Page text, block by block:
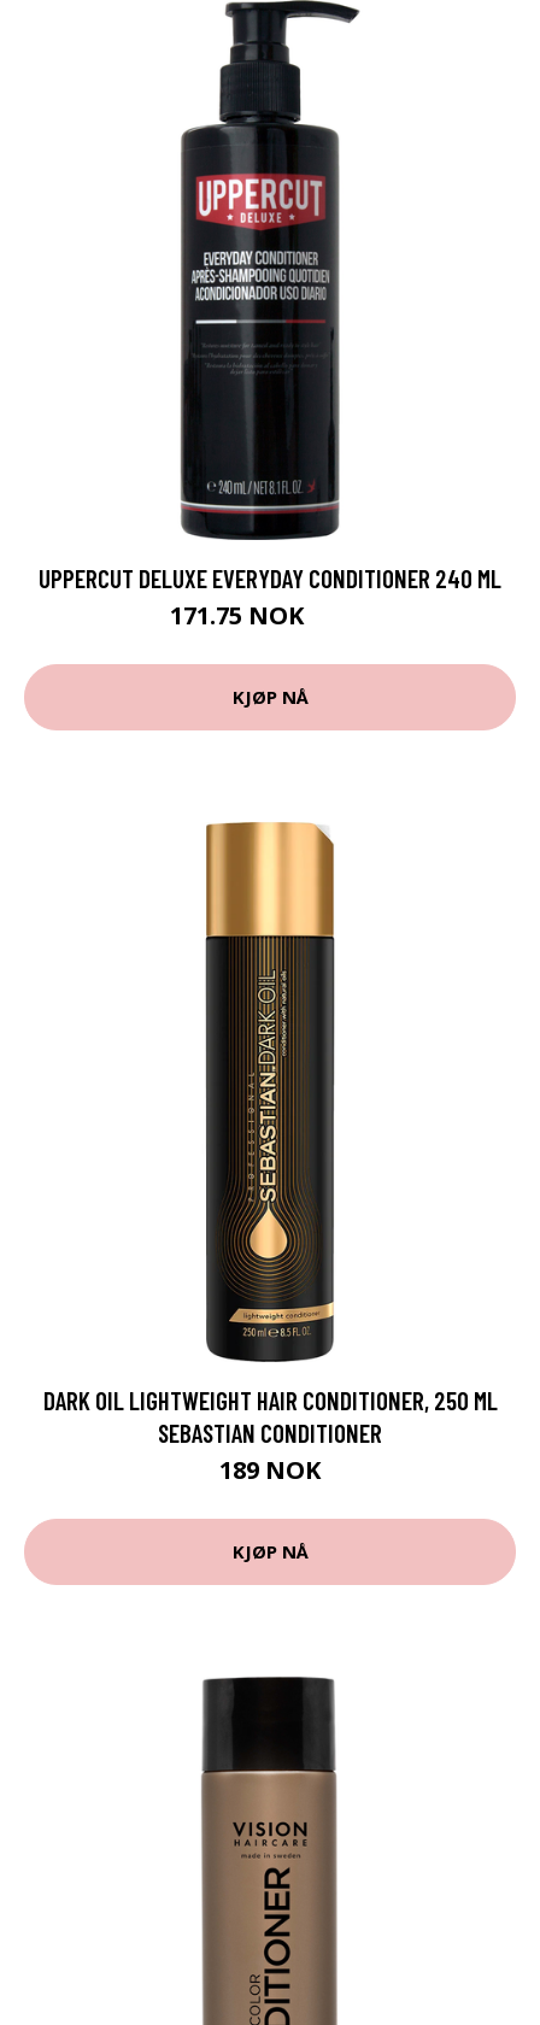
UPPERCUT DELUXE EVERYDAY CONDITIONER 240 ML
171.75 NOK
KJØP NÅ
DARK OIL LIGHTWEIGHT HAIR CONDITIONER, 250 ML
SEBASTIAN CONDITIONER
189 NOK
KJØP NÅ